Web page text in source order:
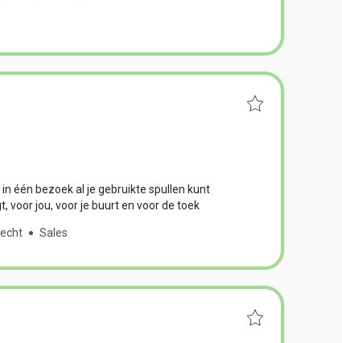
één bezoek al je gebruikte spullen kunt
voor jou, voor je buurt en voor de toek
Sales